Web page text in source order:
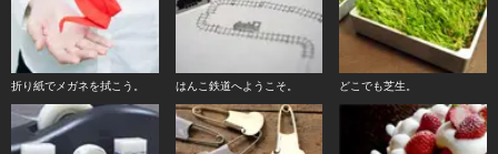
折り紙でメガネを拭こう。 はんこ鉄道へようこそ。 どこでも芝生。